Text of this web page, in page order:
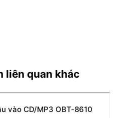
liên quan khác
vào CD/MP3 OBT-8610